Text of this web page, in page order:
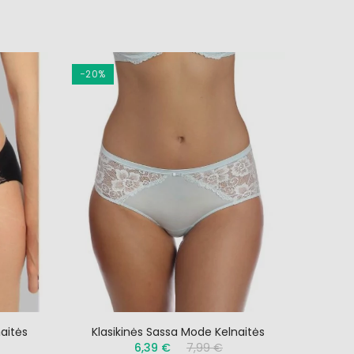
−20%
Klasikinės Sassa Mode Kelnaitės
6,39 €
7,99 €